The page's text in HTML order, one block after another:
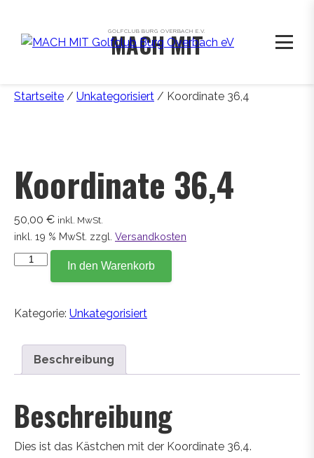
GOLFCLUB BURG OVERBACH E.V.
MACH MIT
Startseite / Unkategorisiert / Koordinate 36,4
Koordinate 36,4
50,00 € inkl. MwSt.
inkl. 19 % MwSt. zzgl. Versandkosten
Koordinate
In den Warenkorb
Kategorie: Unkategorisiert
Beschreibung
Beschreibung
Dies ist das Kästchen mit der Koordinate 36,4.